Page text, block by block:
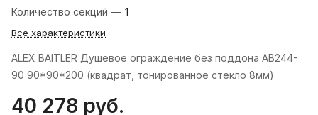
Количество секций — 1
Все характеристики
ALEX BAITLER Душевое ограждение без поддона AB244-
90 90*90*200 (квадрат, тонированное стекло 8мм)
40 278 руб.